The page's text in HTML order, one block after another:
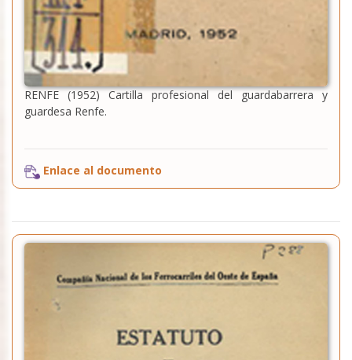
RENFE (1952) Cartilla profesional del guardabarrera y
guardesa Renfe.
Enlace al documento